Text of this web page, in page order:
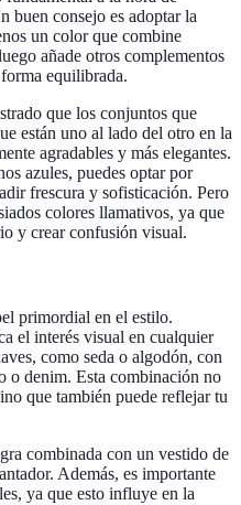
buen consejo es adoptar la
un color que combine
añade otros complementos
equilibrada.
que los conjuntos que
están uno al lado del otro en la
agradables y más elegantes.
azules, puedes optar por
frescura y sofisticación. Pero
colores llamativos, ya que
y crear confusión visual.
primordial en el estilo.
el interés visual en cualquier
como seda o algodón, con
o denim. Esta combinación no
que también puede reflejar tu
combinada con un vestido de
Además, es importante
ya que esto influye en la